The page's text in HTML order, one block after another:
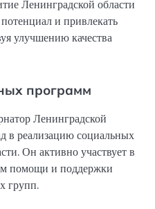
Ленинградской области
и привлекать
улучшению качества
программ
Ленинградской
в реализацию социальных
Он активно участвует в
помощи и поддержки
групп.